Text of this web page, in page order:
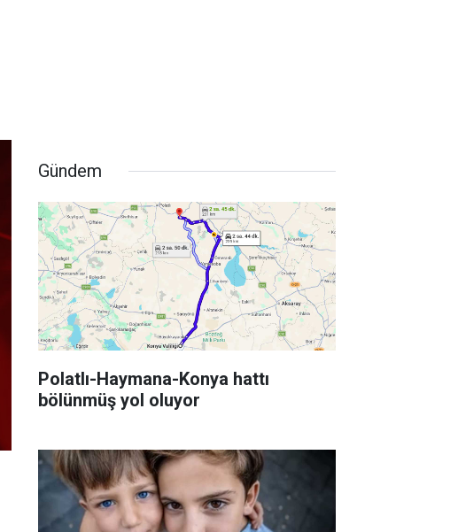
Gündem
Polatlı-Haymana-Konya hattı
bölünmüş yol oluyor